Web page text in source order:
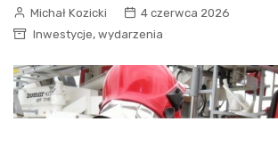
Michał Kozicki
4 czerwca 2026
Inwestycje, wydarzenia